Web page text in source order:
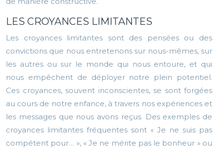
LES CROYANCES LIMITANTES
Les croyances limitantes sont des pensées ou des
convictions que nous entretenons sur nous-mêmes, sur
les autres ou sur le monde qui nous entoure, et qui
nous empêchent de déployer notre plein potentiel.
Ces croyances, souvent inconscientes, se sont forgées
au cours de notre enfance, à travers nos expériences et
les messages que nous avons reçus. Des exemples de
croyances limitantes fréquentes sont « Je ne suis pas
compétent pour… », « Je ne mérite pas le bonheur » ou